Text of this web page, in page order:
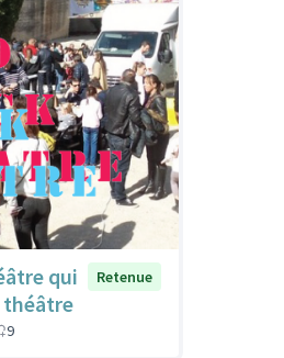
qui
Retenue
9